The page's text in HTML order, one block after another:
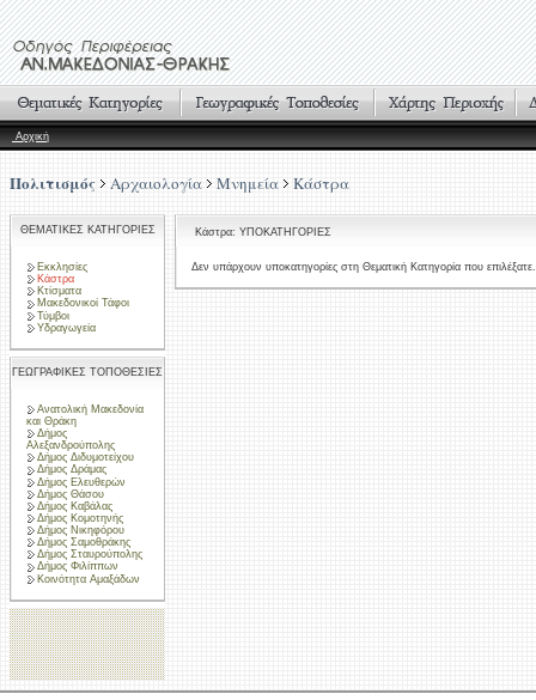
Αρχική
Πολιτισμός Αρχαιολογία Μνημεία Κάστρα
ΘΕΜΑΤΙΚΕΣ ΚΑΤΗΓΟΡΙΕΣ
Εκκλησίες
Κάστρα
Κτίσματα
Μακεδονικοί Τάφοι
Τύμβοι
Υδραγωγεία
ΓΕΩΓΡΑΦΙΚΕΣ ΤΟΠΟΘΕΣΙΕΣ
Ανατολική Μακεδονία
και Θράκη
Δήμος
Αλεξανδρούπολης
Δήμος Διδυμοτείχου
Δήμος Δράμας
Δήμος Ελευθερών
Δήμος Θάσου
Δήμος Καβάλας
Δήμος Κομοτηνής
Δήμος Νικηφόρου
Δήμος Σαμοθράκης
Δήμος Σταυρούπολης
Δήμος Φιλίππων
Κοινότητα Αμαξάδων
Κάστρα: ΥΠΟΚΑΤΗΓΟΡΙΕΣ
Δεν υπάρχουν υποκατηγορίες στη Θεματική Κατηγορία που επιλέξατε.